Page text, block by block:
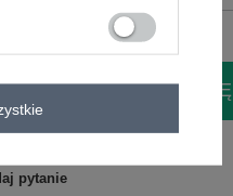
Zobacz wszystkie kolory (+2)
SIĘ I ZOBACZ CENĘ
pytanie